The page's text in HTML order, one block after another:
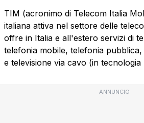
TIM (acronimo di Telecom Italia
italiana attiva nel settore delle
offre in Italia e all'estero servizi di
telefonia mobile, telefonia
e televisione via cavo (in tecnologia
ANNUNCIO